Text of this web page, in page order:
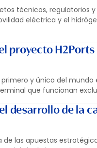
técnicos, regulatorios
eléctrica y el
proyecto
primero y único del
que funcionan
desarrollo de la
las apuestas